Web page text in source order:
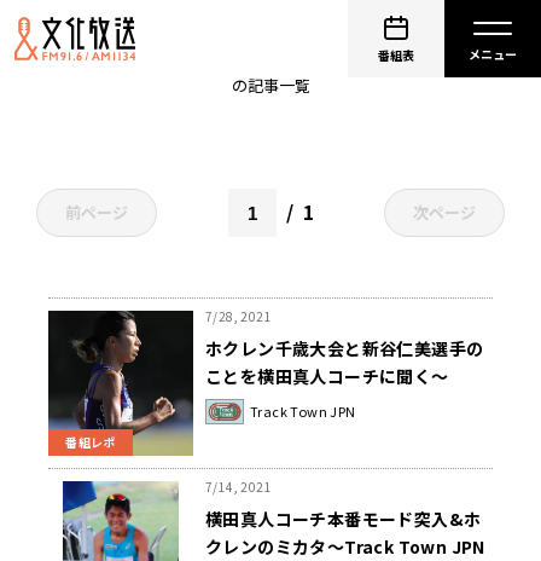
番組表
の記事一覧
前ページ 1 次ページ
番組レポ
7/28, 2021
ホクレン千歳大会と新谷仁美選手の
ことを横田真人コーチに聞く～
Track Town JPN第69回2021年7月
23日
Track Town JPN
7/14, 2021
横田真人コーチ本番モード突入&ホ
クレンのミカタ～Track Town JPN